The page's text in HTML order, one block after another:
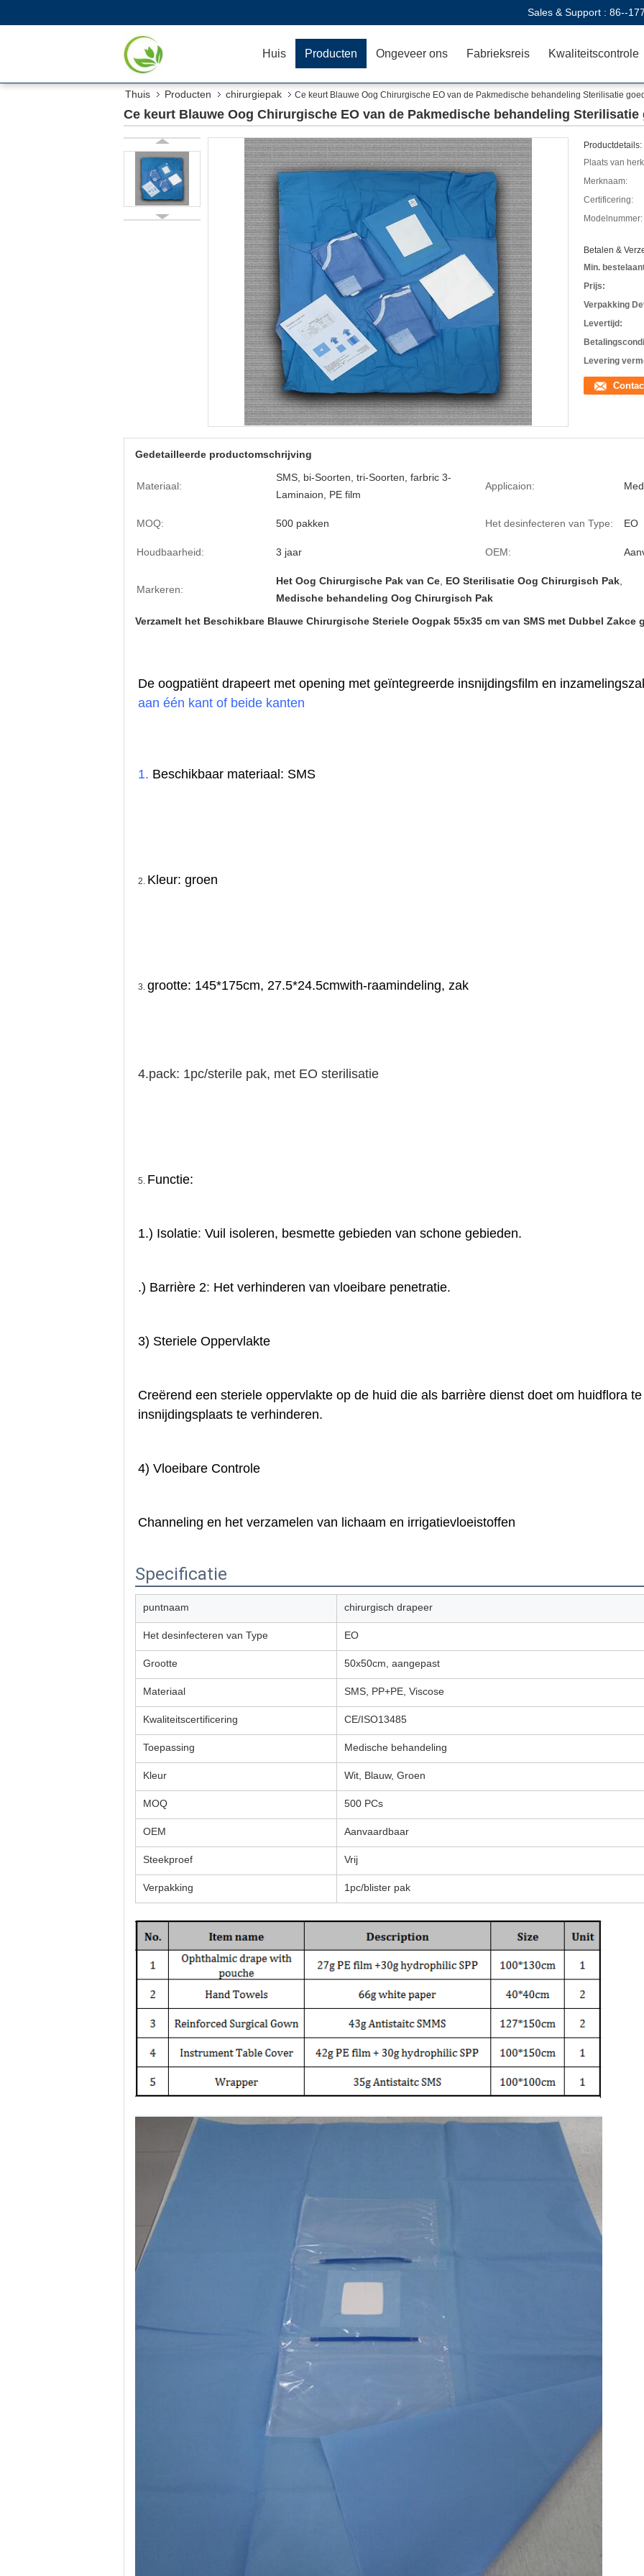
Sales & Support : 86--
Huis Producten Ongeveer ons Fabrieksreis Kwaliteitscontrole
Thuis Producten chirurgiepak Ce keurt Blauwe Oog Chirurgische EO van de Pakmedische behandeling Sterilisatie
Ce keurt Blauwe Oog Chirurgische EO van de Pakmedische behandeling Sterilisatie
Productdetails:
Plaats van
Merknaam:
Certificering:
Modelnummer:
Betalen &
Min.
Prijs:
Verpakking
Levertijd:
Levering
Gedetailleerde productomschrijving
Materiaal:
SMS, bi-Soorten, tri-Soorten, farbric 3-
Laminaion, PE film
Applicaion:
MOQ: 500 pakken Het desinfecteren van Type: EO
Houdbaarheid: 3 jaar OEM:
Markeren:
Het Oog Chirurgische Pak van Ce EO Sterilisatie Oog Chirurgisch Pak
Medische behandeling Oog Chirurgisch Pak
Verzamelt het Beschikbare Blauwe Chirurgische Steriele Oogpak 55x35 cm van SMS met Dubbel Zakce
De oogpatiënt drapeert met opening met geïntegreerde insnijdingsfilm en
aan één kant of beide kanten
1. Beschikbaar materiaal: SMS
2. Kleur: groen
3. grootte: 145*175cm, 27.5*24.5cmwith-raamindeling, zak
4.pack: 1pc/sterile pak, met EO sterilisatie
5. Functie:
1.) Isolatie: Vuil isoleren, besmette gebieden van schone gebieden.
.) Barrière 2: Het verhinderen van vloeibare penetratie.
3) Steriele Oppervlakte
Creërend een steriele oppervlakte op de huid die als barrière dienst doet om huidflora
insnijdingsplaats te verhinderen.
4) Vloeibare Controle
Channeling en het verzamelen van lichaam en irrigatievloeistoffen
Specificatie
puntnaam chirurgisch drapeer
Het desinfecteren van Type EO
Grootte 50x50cm, aangepast
Materiaal SMS, PP+PE, Viscose
Kwaliteitscertificering CE/ISO13485
Toepassing Medische behandeling
Kleur Wit, Blauw, Groen
MOQ 500 PCs
OEM Aanvaardbaar
Steekproef Vrij
Verpakking 1pc/blister pak